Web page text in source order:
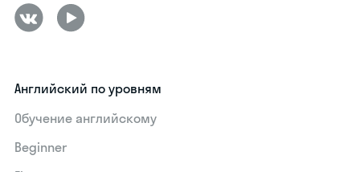
Английский по уровням
Обучение английскому
Beginner